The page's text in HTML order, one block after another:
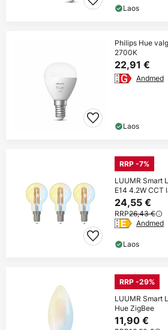
Laos
Philips Hue
2700K
22,91 €
Andmed
Laos
RRP -7%
LUUMR Smart
E14 4.2W CCT
24,55 €
RRP26,43 €
Andmed
Laos
RRP -29%
LUUMR Smart
Hue ZigBee
11,90 €